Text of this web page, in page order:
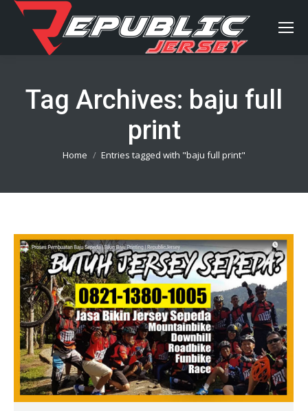
Tag Archives: baju full
print
You are here:
Home Entries tagged with "baju full print"